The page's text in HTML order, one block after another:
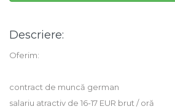
Descriere:
Oferim:
contract de muncă german
salariu atractiv de 16-17 EUR brut / oră